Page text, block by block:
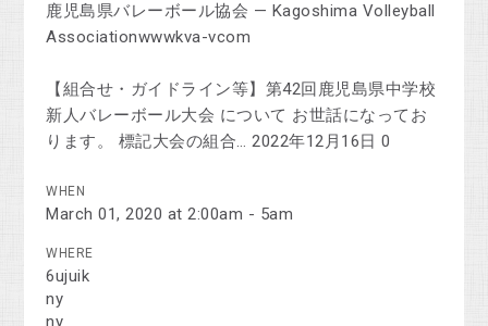
鹿児島県バレーボール協会 — Kagoshima Volleyball
Associationwwwkva-vcom
【組合せ・ガイドライン等】第42回鹿児島県中学校
新人バレーボール大会 について お世話になってお
ります。 標記大会の組合… 2022年12月16日 0
WHEN
March 01, 2020 at 2:00am - 5am
WHERE
6ujuik
ny